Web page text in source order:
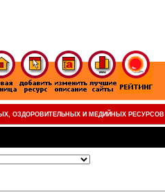
ОЗДОРОВИТЕЛЬНЫХ И МЕДИЙНЫХ РЕСУРСОВ